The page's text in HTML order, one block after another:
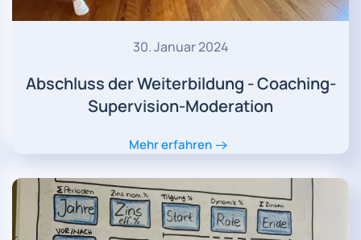
30. Januar 2024
Abschluss der Weiterbildung - Coaching-
Supervision-Moderation
Mehr erfahren